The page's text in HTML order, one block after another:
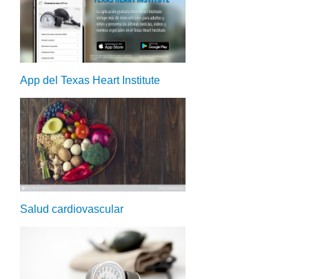
App del Texas Heart Institute
Salud cardiovascular